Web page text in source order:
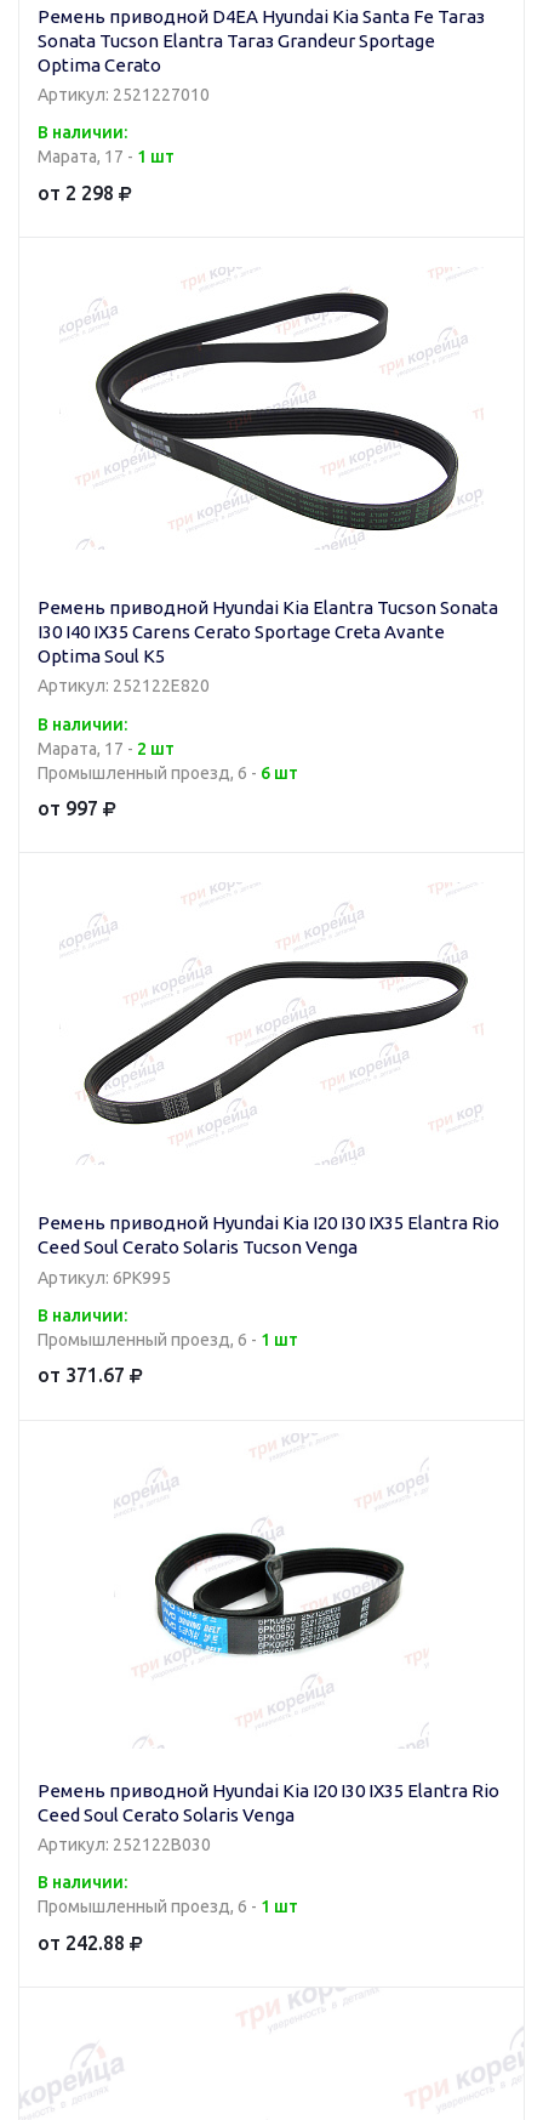
Ремень приводной D4EA Hyundai Kia Santa Fe Тагаз
Sonata Tucson Elantra Тагаз Grandeur Sportage
Optima Cerato
Артикул: 2521227010
В наличии:
Марата, 17 - 1 шт
от 2 298
Ремень приводной Hyundai Kia Elantra Tucson Sonata
I30 I40 IX35 Carens Cerato Sportage Creta Avante
Optima Soul K5
Артикул: 252122E820
В наличии:
Марата, 17 - 2 шт
Промышленный проезд, 6 - 6 шт
от 997
Ремень приводной Hyundai Kia I20 I30 IX35 Elantra Rio
Ceed Soul Cerato Solaris Tucson Venga
Артикул: 6PK995
В наличии:
Промышленный проезд, 6 - 1 шт
от 371.67
Ремень приводной Hyundai Kia I20 I30 IX35 Elantra Rio
Ceed Soul Cerato Solaris Venga
Артикул: 252122B030
В наличии:
Промышленный проезд, 6 - 1 шт
от 242.88